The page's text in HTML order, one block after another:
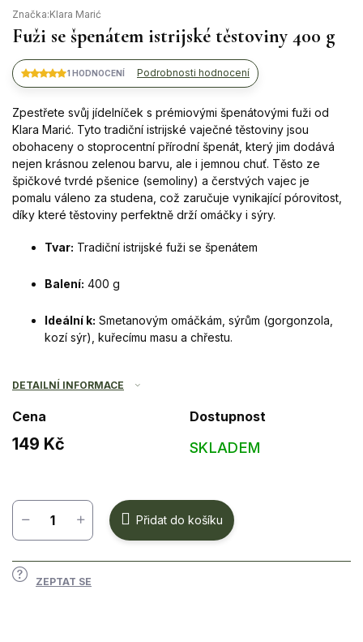
Značka:Klara Marić
Fuži se špenátem istrijské těstoviny 400 g
1 HODNOCENÍ Podrobnosti hodnocení
Zpestřete svůj jídelníček s prémiovými špenátovými fuži od
Klara Marić. Tyto tradiční istrijské vaječné těstoviny jsou
obohaceny o stoprocentní přírodní špenát, který jim dodává
nejen krásnou zelenou barvu, ale i jemnou chuť. Těsto ze
špičkové tvrdé pšenice (semoliny) a čerstvých vajec je
pomalu váleno za studena, což zaručuje vynikající pórovitost,
díky které těstoviny perfektně drží omáčky i sýry.
Tvar: Tradiční istrijské fuži se špenátem
Balení: 400 g
Ideální k: Smetanovým omáčkám, sýrům (gorgonzola,
kozí sýr), kuřecímu masu a chřestu.
DETAILNÍ INFORMACE
Cena
149 Kč
Dostupnost
SKLADEM
Přidat do košíku
ZEPTAT SE